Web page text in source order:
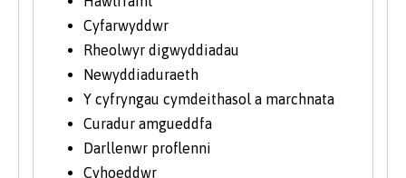
Cyfarwyddwr
Rheolwyr digwyddiadau
Newyddiaduraeth
Y cyfryngau cymdeithasol a marchnata
Curadur amgueddfa
Darllenwr proflenni
Cyhoeddwr